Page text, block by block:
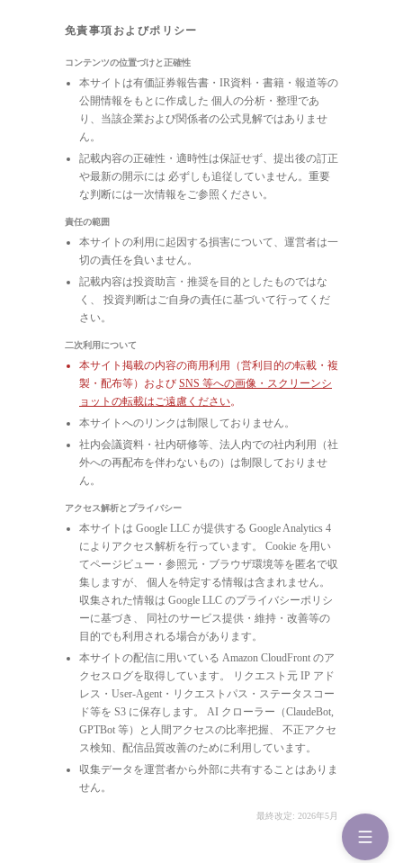
免責事項およびポリシー
コンテンツの位置づけと正確性
本サイトは有価証券報告書・IR資料・書籍・報道等の
公開情報をもとに作成した 個人の分析・整理であ
り、当該企業および関係者の公式見解ではありませ
ん。
記載内容の正確性・適時性は保証せず、提出後の訂正
や最新の開示には 必ずしも追従していません。重要
な判断には一次情報をご参照ください。
責任の範囲
本サイトの利用に起因する損害について、運営者は一
切の責任を負いません。
記載内容は投資助言・推奨を目的としたものではな
く、 投資判断はご自身の責任に基づいて行ってくだ
さい。
二次利用について
本サイト掲載の内容の商用利用（営利目的の転載・複
製・配布等）および SNS 等への画像・スクリーンシ
ョットの転載はご遠慮ください。
本サイトへのリンクは制限しておりません。
社内会議資料・社内研修等、法人内での社内利用（社
外への再配布を伴わないもの）は制限しておりませ
ん。
アクセス解析とプライバシー
本サイトは Google LLC が提供する Google Analytics 4
によりアクセス解析を行っています。 Cookie を用い
てページビュー・参照元・ブラウザ環境等を匿名で収
集しますが、 個人を特定する情報は含まれません。
収集された情報は Google LLC のプライバシーポリシ
ーに基づき、 同社のサービス提供・維持・改善等の
目的でも利用される場合があります。
本サイトの配信に用いている Amazon CloudFront のア
クセスログを取得しています。 リクエスト元 IP アド
レス・User-Agent・リクエストパス・ステータスコー
ド等を S3 に保存します。 AI クローラー（ClaudeBot,
GPTBot 等）と人間アクセスの比率把握、 不正アクセ
ス検知、配信品質改善のために利用しています。
収集データを運営者から外部に共有することはありま
せん。
最終改定: 2026年5月